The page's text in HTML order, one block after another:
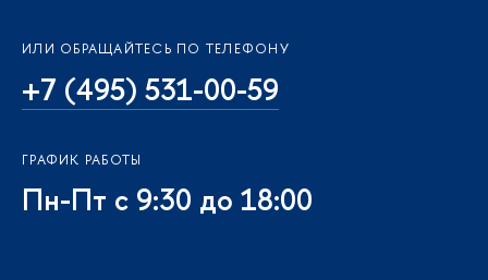
ИЛИ ОБРАЩАЙТЕСЬ ПО ТЕЛЕФОНУ
+7 (495) 531-00-59
ГРАФИК РАБОТЫ
Пн-Пт с 9:30 до 18:00